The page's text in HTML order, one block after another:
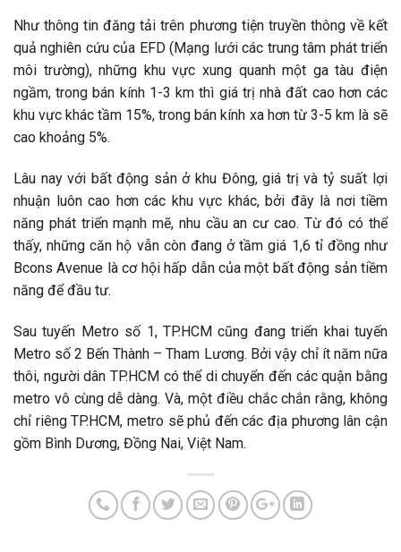
Như thông tin đăng tải trên phương tiện truyền thông về kết
quả nghiên cứu của EFD (Mạng lưới các trung tâm phát triển
môi trường), những khu vực xung quanh một ga tàu điện
ngầm, trong bán kính 1-3 km thì giá trị nhà đất cao hơn các
khu vực khác tầm 15%, trong bán kính xa hơn từ 3-5 km là sẽ
cao khoảng 5%.
Lâu nay với bất động sản ở khu Đông, giá trị và tỷ suất lợi
nhuận luôn cao hơn các khu vực khác, bởi đây là nơi tiềm
năng phát triển mạnh mẽ, nhu cầu an cư cao. Từ đó có thể
thấy, những căn hộ vẫn còn đang ở tầm giá 1,6 tỉ đồng như
Bcons Avenue là cơ hội hấp dẫn của một bất động sản tiềm
năng để đầu tư.
Sau tuyến Metro số 1, TP.HCM cũng đang triển khai tuyến
Metro số 2 Bến Thành – Tham Lương. Bởi vậy chỉ ít năm nữa
thôi, người dân TP.HCM có thể di chuyển đến các quận bằng
metro vô cùng dễ dàng. Và, một điều chắc chắn rằng, không
chỉ riêng TP.HCM, metro sẽ phủ đến các địa phương lân cận
gồm Bình Dương, Đồng Nai, Việt Nam.